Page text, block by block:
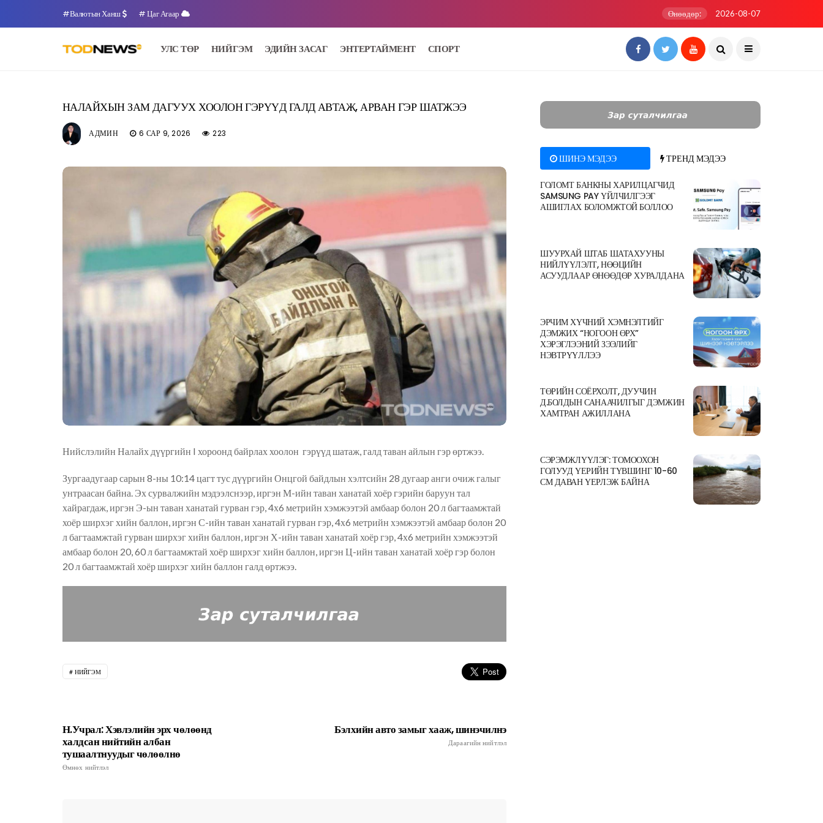
#Валютын Ханш # Цаг Агаар Өнөөдөр: 2026-08-07
УЛС ТӨР НИЙГЭМ ЭДИЙН ЗАСАГ ЭНТЕРТАЙМЕНТ СПОРТ
НАЛАЙХЫН ЗАМ ДАГУУХ ХООЛОН ГЭРҮҮД ГАЛД АВТАЖ, АРВАН ГЭР ШАТЖЭЭ
АДМИН 6 САР 9, 2026 223
Нийслэлийн Налайх дүүргийн I хороонд байрлах хоолон гэрүүд шатаж, галд таван айлын гэр өртжээ.
Зургаадугаар сарын 8-ны 10:14 цагт тус дүүргийн Онцгой байдлын хэлтсийн 28 дугаар анги очиж галыг
унтраасан байна. Эх сурвалжийн мэдээлснээр, иргэн М-ийн таван ханатай хоёр гэрийн баруун тал
хайрагдаж, иргэн Э-ын таван ханатай гурван гэр, 4х6 метрийн хэмжээтэй амбаар болон 20 л багтаамжтай
хоёр ширхэг хийн баллон, иргэн С-ийн таван ханатай гурван гэр, 4х6 метрийн хэмжээтэй амбаар болон 20
л багтаамжтай гурван ширхэг хийн баллон, иргэн Х-ийн таван ханатай хоёр гэр, 4х6 метрийн хэмжээтэй
амбаар болон 20, 60 л багтаамжтай хоёр ширхэг хийн баллон, иргэн Ц-ийн таван ханатай хоёр гэр болон
20 л багтаамжтай хоёр ширхэг хийн баллон галд өртжээ.
НИЙГЭМ
Н.Учрал: Хэвлэлийн эрх чөлөөнд
халдсан нийтийн албан
тушаалтнуудыг чөлөөлнө
Өмнөх нийтлэл
Бэлхийн авто замыг хааж, шинэчилнэ
Дараагийн нийтлэл
ШИНЭ МЭДЭЭ ТРЕНД МЭДЭЭ
ГОЛОМТ БАНКНЫ ХАРИЛЦАГЧИД
SAMSUNG PAY ҮЙЛЧИЛГЭЭГ
АШИГЛАХ БОЛОМЖТОЙ БОЛЛОО
ШУУРХАЙ ШТАБ ШАТАХУУНЫ
НИЙЛҮҮЛЭЛТ, НӨӨЦИЙН
АСУУДЛААР ӨНӨӨДӨР ХУРАЛДАНА
ЭРЧИМ ХҮЧНИЙ ХЭМНЭЛТИЙГ
ДЭМЖИХ “НОГООН ӨРХ”
ХЭРЭГЛЭЭНИЙ ЗЭЭЛИЙГ
НЭВТРҮҮЛЛЭЭ
ТӨРИЙН СОЁРХОЛТ, ДУУЧИН
Д.БОЛДЫН САНААЧИЛГЫГ ДЭМЖИН
ХАМТРАН АЖИЛЛАНА
СЭРЭМЖЛҮҮЛЭГ: ТОМООХОН
ГОЛУУД ҮЕРИЙН ТҮВШИНГ 10-60
СМ ДАВАН ҮЕРЛЭЖ БАЙНА